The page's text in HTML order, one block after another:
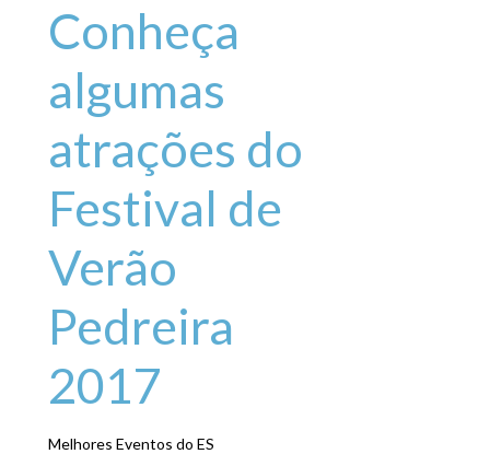
Conheça
algumas
atrações do
Festival de
Verão
Pedreira
2017
Melhores Eventos do ES